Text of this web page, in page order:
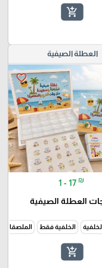
add_shopping_cart
العطلة الصيفية
favorite_border
1 - 17 ₪
العطلة الصيفية
الخلفية فقط
add_shopping_cart